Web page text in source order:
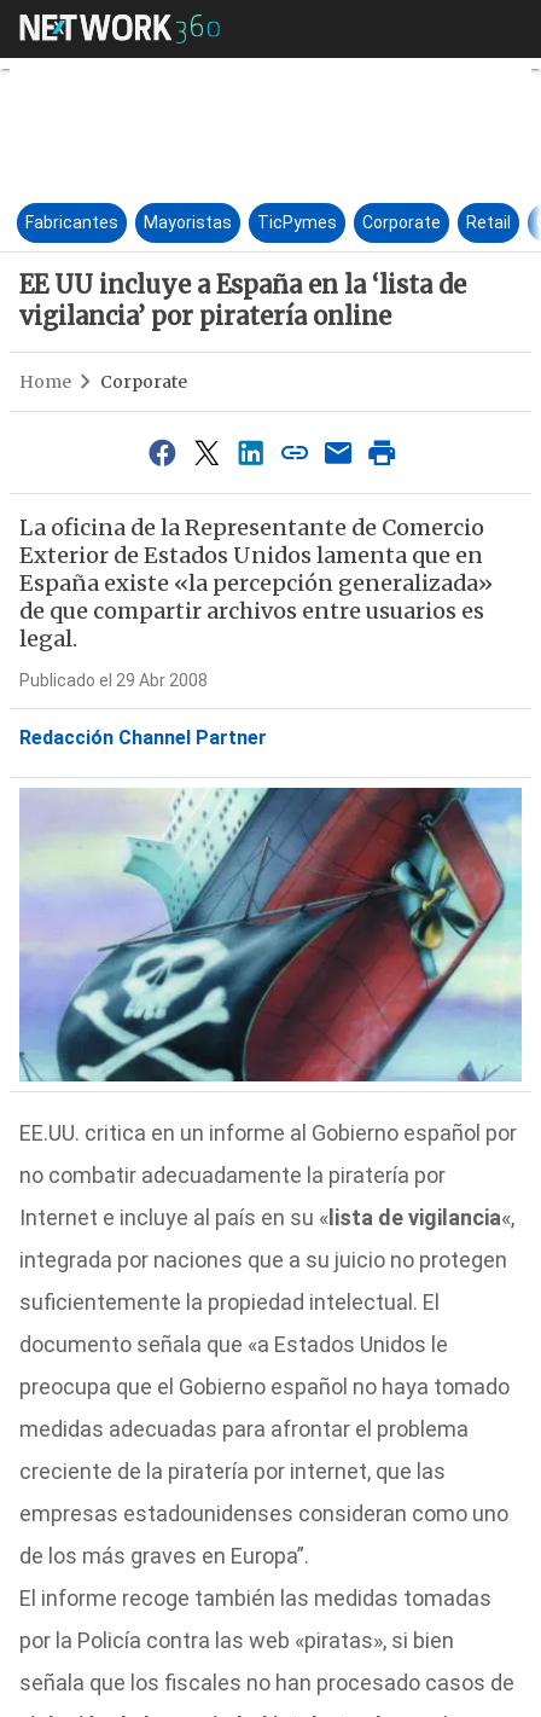
EE UU incluye a España en
Fabricantes Mayoristas TicPymes Corporate Retail
EE UU incluye a España en la ‘lista de
vigilancia’ por piratería online
Home Corporate
La oficina de la Representante de Comercio
Exterior de Estados Unidos lamenta que en
España existe «la percepción generalizada»
de que compartir archivos entre usuarios es
legal.
Publicado el 29 Abr 2008
Redacción Channel Partner
EE.UU. critica en un informe al Gobierno español por
no combatir adecuadamente la piratería por
Internet e incluye al país en su «lista de vigilancia«,
integrada por naciones que a su juicio no protegen
suficientemente la propiedad intelectual. El
documento señala que «a Estados Unidos le
preocupa que el Gobierno español no haya tomado
medidas adecuadas para afrontar el problema
creciente de la piratería por internet, que las
empresas estadounidenses consideran como uno
de los más graves en Europa”.
El informe recoge también las medidas tomadas
por la Policía contra las web «piratas», si bien
señala que los fiscales no han procesado casos de